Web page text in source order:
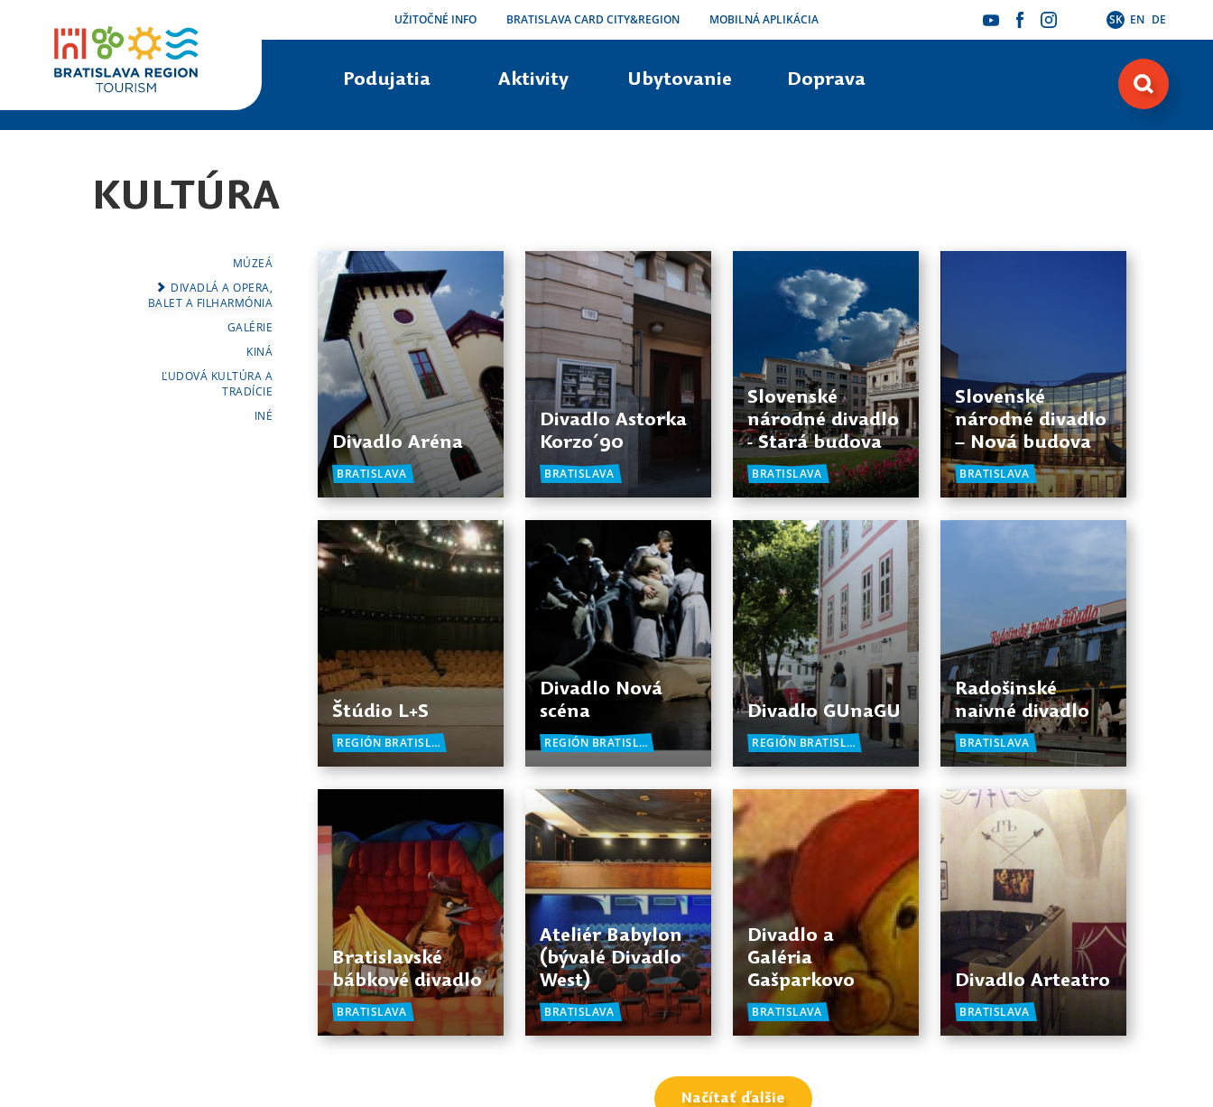
SK EN DE
UŽITOČNÉ INFO BRATISLAVA CARD CITY&REGION MOBILNÁ APLIKÁCIA
Podujatia Aktivity Ubytovanie Doprava
KULTÚRA
MÚZEÁ
DIVADLÁ A OPERA,
BALET A FILHARMÓNIA
GALÉRIE
KINÁ
ĽUDOVÁ KULTÚRA A
TRADÍCIE
INÉ
Divadlo Aréna
BRATISLAVA
Divadlo Astorka
Korzo´90
BRATISLAVA
Slovenské
národné divadlo
- Stará budova
BRATISLAVA
Slovenské
národné divadlo
– Nová budova
BRATISLAVA
Štúdio L+S
REGIÓN BRATISLAVA
Divadlo Nová
scéna
REGIÓN BRATISLAVA
Divadlo GUnaGU
REGIÓN BRATISLAVA
Radošinské
naivné divadlo
BRATISLAVA
Bratislavské
bábkové divadlo
BRATISLAVA
Ateliér Babylon
(bývalé Divadlo
West)
BRATISLAVA
Divadlo a
Galéria
Gašparkovo
BRATISLAVA
Divadlo Arteatro
BRATISLAVA
Načítať ďalšie